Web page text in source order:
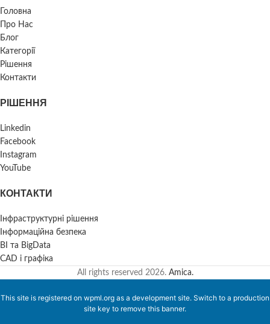
Головна
Про Нас
Блог
Категорії
Рішення
Контакти
РІШЕННЯ
Linkedin
Facebook
Instagram
YouTube
КОНТАКТИ
Інфраструктурні рішення
Інформаційна безпека
BI та BigData
CAD і графіка
All rights reserved 2026. Amica.
This site is registered on wpml.org as a development site. Switch to a production
site key to remove this banner.